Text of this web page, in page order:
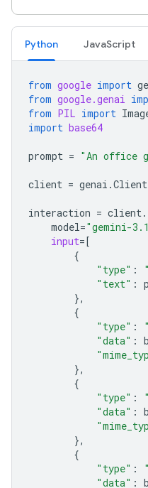
Python JavaScript
from google import
from google.genai
from PIL import
import base64
prompt = "An office
client = genai .Client
interaction = client .
model="gemini-
input=[
{
"type" :
"text" :
},
{
"type" :
"data" :
},
{
"type" :
"data" :
},
{
"type" :
"data" :